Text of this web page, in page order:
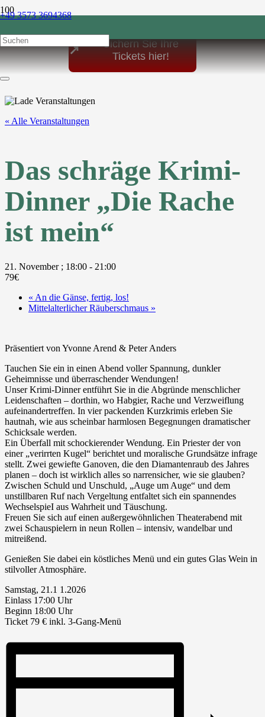
+49 3573 3694368
post@sonnenhof-1864.de
↗
Sichern Sie Ihre
Tickets hier!
« Alle Veranstaltungen
Das schräge Krimi-
Dinner „Die Rache
ist mein“
21. November ; 18:00 - 21:00
79€
« An die Gänse, fertig, los!
Mittelalterlicher Räuberschmaus »
Präsentiert von Yvonne Arend & Peter Anders
Tauchen Sie ein in einen Abend voller Spannung, dunkler
Geheimnisse und überraschender Wendungen!
Unser Krimi-Dinner entführt Sie in die Abgründe menschlicher
Leidenschaften – dorthin, wo Habgier, Rache und Verzweiflung
aufeinandertreffen. In vier packenden Kurzkrimis erleben Sie
hautnah, wie aus scheinbar harmlosen Begegnungen dramatischer
Schicksale werden.
Ein Überfall mit schockierender Wendung. Ein Priester der von
einer „verirrten Kugel“ berichtet und moralische Grundsätze infrage
stellt. Zwei gewiefte Ganoven, die den Diamantenraub des Jahres
planen – doch ist wirklich alles so narrensicher, wie sie glauben?
Zwischen Schuld und Unschuld, „Auge um Auge“ und dem
unstillbaren Ruf nach Vergeltung entfaltet sich ein spannendes
WechselspieI aus Wahrheit und Täuschung.
Freuen Sie sich auf einen außergewöhnlichen Theaterabend mit
zwei Schauspielern in neun Rollen – intensiv, wandelbar und
mitreißend.
Genießen Sie dabei ein köstliches Menü und ein gutes Glas Wein in
stilvoller Atmosphäre.
Samstag, 21.1 1.2026
Einlass 17:00 Uhr
Beginn 18:00 Uhr
Ticket 79 € inkl. 3-Gang-Menü